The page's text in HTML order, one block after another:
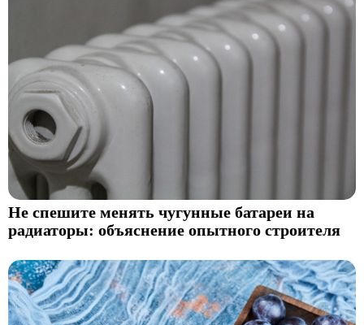
Не спешите менять чугунные батареи на
радиаторы: объяснение опытного строителя